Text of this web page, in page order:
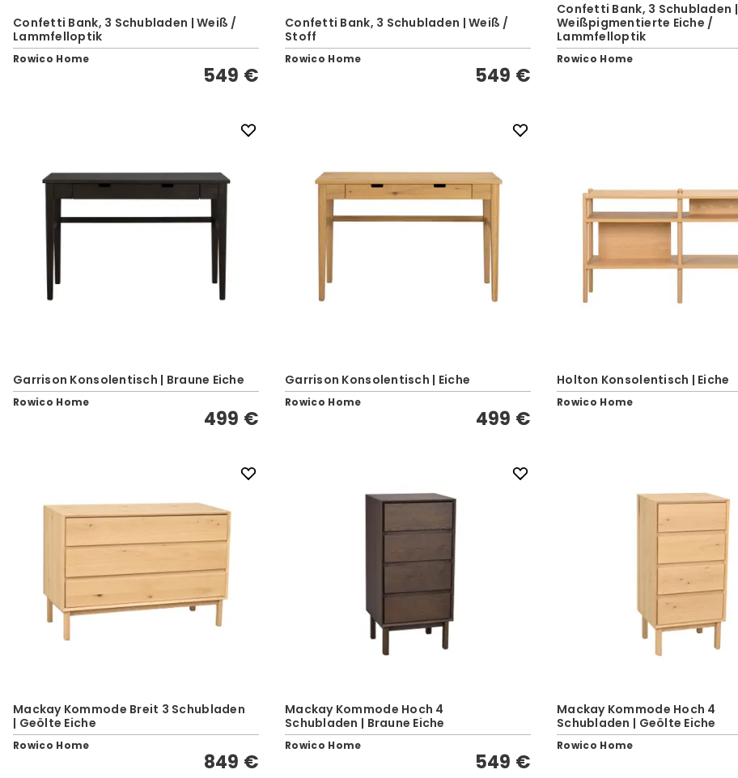
Confetti Bank, 3 Schubladen | Weiß /
Lammfelloptik
Rowico Home
549 €
Confetti Bank, 3 Schubladen | Weiß /
Stoff
Rowico Home
549 €
Confetti Bank, 3 Schubladen |
Weißpigmentierte Eiche /
Lammfelloptik
Rowico Home
Garrison Konsolentisch | Braune Eiche
Rowico Home
499 €
Garrison Konsolentisch | Eiche
Rowico Home
499 €
Holton Konsolentisch | Eiche
Rowico Home
Mackay Kommode Breit 3 Schubladen
| Geölte Eiche
Rowico Home
849 €
Mackay Kommode Hoch 4
Schubladen | Braune Eiche
Rowico Home
549 €
Mackay Kommode Hoch 4
Schubladen | Geölte Eiche
Rowico Home